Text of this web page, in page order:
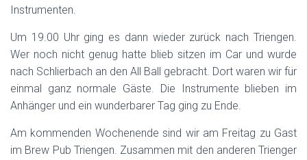
Instrumenten.
Um 19.00 Uhr ging es dann wieder zurück nach Triengen.
Wer noch nicht genug hatte blieb sitzen im Car und wurde
nach Schlierbach an den All Ball gebracht. Dort waren wir für
einmal ganz normale Gäste. Die Instrumente blieben im
Anhänger und ein wunderbarer Tag ging zu Ende.
Am kommenden Wochenende sind wir am Freitag zu Gast
im Brew Pub Triengen. Zusammen mit den anderen Trienger